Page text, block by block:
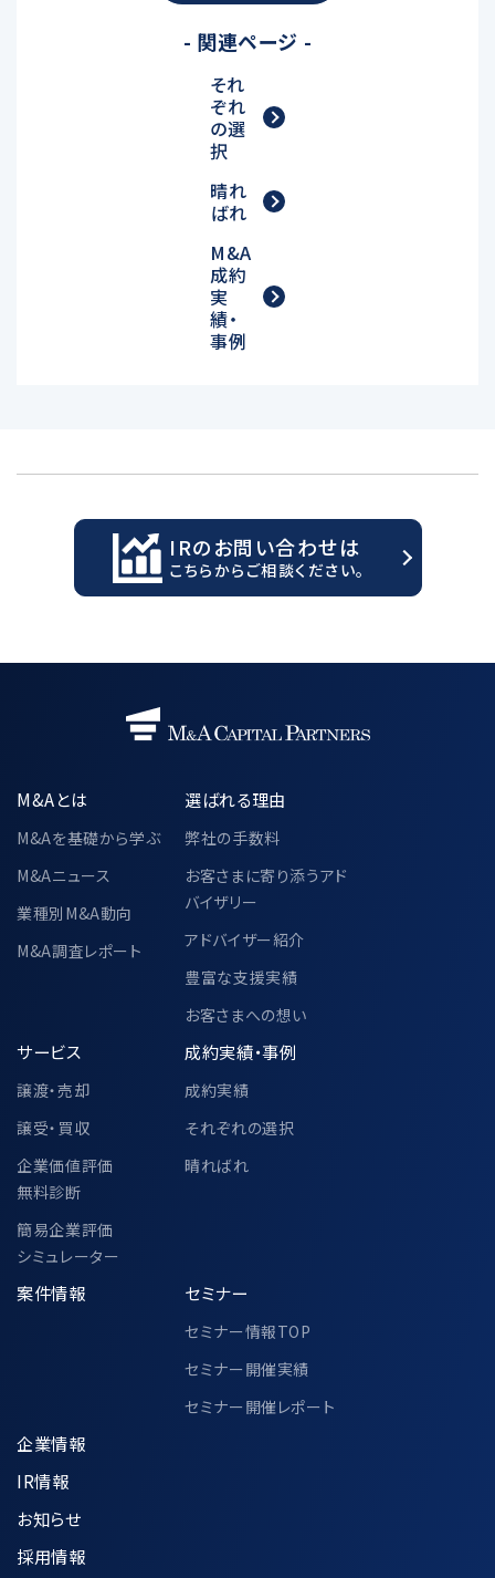
- 関連ページ -
それ
ぞれ
の選
択
晴れ
ばれ
M&A
成約
実
績・
事例
IRのお問い合わせは
こちらからご相談ください。
M&Aとは
M&Aを基礎から学ぶ
M&Aニュース
業種別M&A動向
M&A調査レポート
選ばれる理由
弊社の手数料
お客さまに寄り添うアド
バイザリー
アドバイザー紹介
豊富な支援実績
お客さまへの想い
サービス
譲渡・売却
譲受・買収
企業価値評価
無料診断
簡易企業評価
シミュレーター
成約実績・事例
成約実績
それぞれの選択
晴ればれ
案件情報 セミナー
セミナー情報TOP
セミナー開催実績
セミナー開催レポート
企業情報
IR情報
お知らせ
採用情報